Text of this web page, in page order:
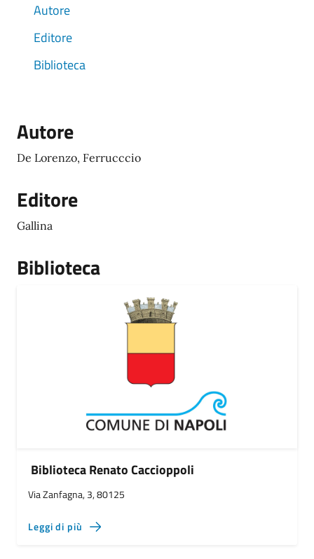
Autore
Editore
Biblioteca
Autore
De Lorenzo, Ferrucccio
Editore
Gallina
Biblioteca
Biblioteca Renato Caccioppoli
Via Zanfagna, 3, 80125
Leggi di più